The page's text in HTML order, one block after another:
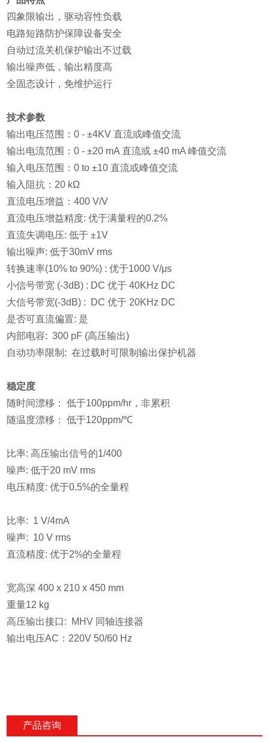
四象限输出，驱动容性负载
电路短路防护保障设备安全
自动过流关机保护输出不过载
输出噪声低，输出精度高
全固态设计，免维护运行
技术参数
输出电压范围：0 - ±4KV 直流或峰值交流
输出电流范围：0 - ±20 mA 直流或 ±40 mA 峰值交流
输入电压范围：0 to ±10 直流或峰值交流
输入阻抗：20 kΩ
直流电压增益：400 V/V
直流电压增益精度: 优于满量程的0.2%
直流失调电压: 低于 ±1V
输出噪声: 低于30mV rms
转换速率(10% to 90%) : 优于1000 V/μs
小信号带宽 (-3dB) : DC 优于 40KHz DC
大信号带宽(-3dB) : DC 优于 20KHz DC
是否可直流偏置: 是
内部电容: 300 pF (高压输出)
自动功率限制: 在过载时可限制输出保护机器
稳定度
随时间漂移： 低于100ppm/hr，非累积
随温度漂移： 低于120ppm/℃
比率: 高压输出信号的1/400
噪声: 低于20 mV rms
电压精度: 优于0.5%的全量程
比率: 1 V/4mA
噪声: 10 V rms
直流精度: 优于2%的全量程
宽高深 400 x 210 x 450 mm
重量12 kg
高压输出接口: MHV 同轴连接器
输出电压AC：220V 50/60 Hz
产品咨询